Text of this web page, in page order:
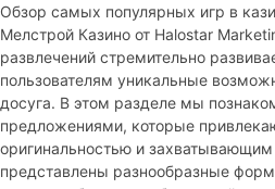
Обзор самых популярных игр в
Мелстрой Казино от Halostar
развлечений стремительно
пользователям уникальные
досуга. В этом разделе мы
предложениями, которые
оригинальностью и
представлены разнообразные